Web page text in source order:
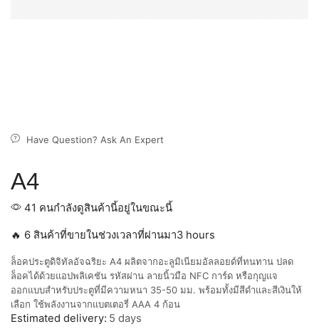
Have Question? Ask An Expert
A4
41 คนกำลังดูสินค้านี้อยู่ในขณะนี้
🔥 6 สินค้าที่ขายในช่วงเวลาที่ผ่านมา3 hours
ล็อคประตูดิจิทัลอัจฉริยะ A4 ผลิตจากอะลูมิเนียมอัลลอยด์ที่ทนทาน ปลด
ล็อคได้ด้วยแอปพลิเคชัน รหัสผ่าน ลายนิ้วมือ NFC การ์ด หรือกุญแจ
ออกแบบสำหรับประตูที่มีความหนา 35-50 มม. พร้อมทั้งมีสีดำและสีเงินให้
เลือก ใช้พลังงานจากแบตเตอรี่ AAA 4 ก้อน
Estimated delivery: 5 days